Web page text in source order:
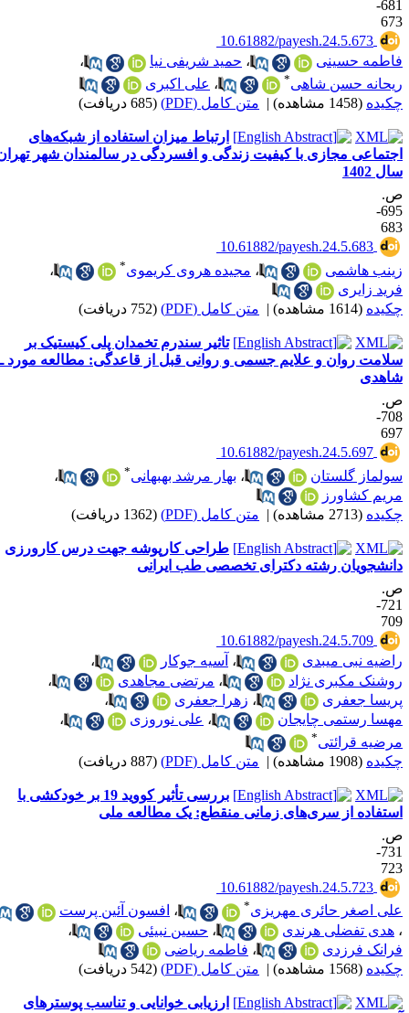
681-
‎ 10.61882/payesh.24.5.673
حسینی
،حمید شریفی نیا
،
حسن شاهی
،علی اکبری
(1458 مشاهده) | متن کامل (PDF) (685 دریافت)
ارتباط میزان استفاده از شبکه‌های
مجازی با کیفیت زندگی و افسردگی در سالمندان شهر تهران
1402
695-
‎ 10.61882/payesh.24.5.683
هاشمی
،مجیده هروی کریموی
،
زایری
(1614 مشاهده) | متن کامل (PDF) (752 دریافت)
تاثیر سندرم تخمدان پلی کیستیک بر
روان و علایم جسمی و روانی قبل از قاعدگی: مطالعه مورد ـ
708-
‎ 10.61882/payesh.24.5.697
گلستان
،بهار مرشد بهبهانی
،
کشاورز
(2713 مشاهده) | متن کامل (PDF) (1362 دریافت)
طراحی کارپوشه جهت درس کارورزی
رشته دکترای تخصصی طب ایرانی
721-
‎ 10.61882/payesh.24.5.709
نبی میبدی
،آسیه جوکار
،
مکبری نژاد
،مرتضی مجاهدی
،
جعفری
،زهرا جعفری
،
رستمی چایجان
،علی نوروزی
،
قرائتی
(1908 مشاهده) | متن کامل (PDF) (887 دریافت)
بررسی تأثیر کووید 19 بر خودکشی با
از سری‌های زمانی منقطع: یک مطالعه ملی
731-
‎ 10.61882/payesh.24.5.723
اصغر حائری مهریزی * ،افسون آئین پرست
هدی تفضلی هرندی ،حسین نبیئی
،
فرزدی
،فاطمه ریاضی
(1568 مشاهده) | متن کامل (PDF) (542 دریافت)
ارزیابی خوانایی و تناسب پوسترهای